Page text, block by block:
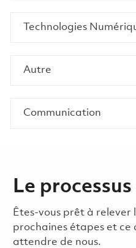
Technologies
Autre
Communication
Le
Êtes-vous prêt à relever
prochaines étapes et ce
attendre de nous.